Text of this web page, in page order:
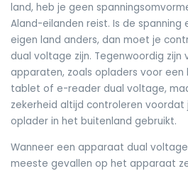
land, heb je geen
Aland-eilanden reist. Is de
eigen land anders, dan moet je
dual voltage zijn. Tegenwoordig zijn
apparaten, zoals opladers voor een
tablet of e-reader dual voltage,
zekerheid altijd controleren
oplader in het buitenland gebruikt.
Wanneer een apparaat dual
meeste gevallen op het apparaat